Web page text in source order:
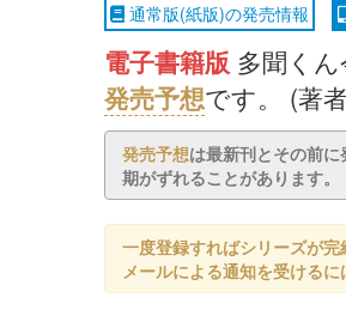
通常版(紙版)の発売情報
電子書籍版 多聞く
発売予想です。 (著者
発売予想は最新刊とその前
期がずれることがあります。
一度登録すればシリーズが完
メールによる通知を受けるに